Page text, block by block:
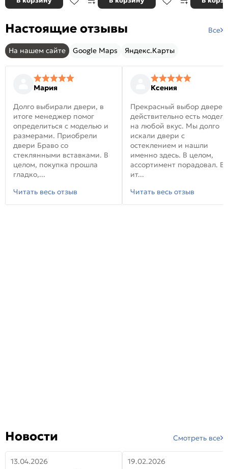
Настоящие отзывы Все
На нашем сайте Google Maps Яндекс.Карты
Мария
Долго выбирали двери, в
итоге менеджер помог
определиться с моделью и
размерами. Приобрели
двери Браво со
стеклянными вставками. В
целом, покупка прошла
гладко,...
Читать весь отзыв
Ксения
Прекрасный выбор
действительно есть модели
на любой вкус. Мы долго
искали двери с
остеклением и нашли
именно здесь. В целом,
ассортимент порадовал. В
ит...
Читать весь отзыв
Новости Смотреть все
13.04.2026
19.02.2026